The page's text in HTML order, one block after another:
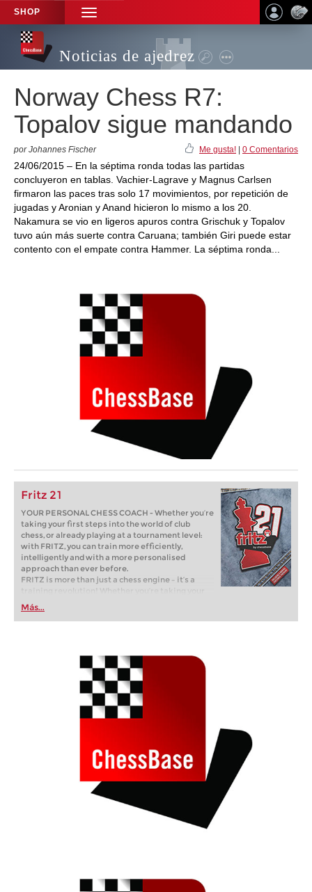
SHOP
TOGGLE
NAVIGATION
Noticias de ajedrez
Norway Chess R7:
Topalov sigue mandando
por Johannes Fischer Me gusta! 0 Comentarios
24/06/2015 – En la séptima ronda todas las partidas
concluyeron en tablas. Vachier-Lagrave y Magnus Carlsen
firmaron las paces tras solo 17 movimientos, por repetición de
jugadas y Aronian y Anand hicieron lo mismo a los 20.
Nakamura se vio en ligeros apuros contra Grischuk y Topalov
tuvo aún más suerte contra Caruana; también Giri puede estar
contento con el empate contra Hammer. La séptima ronda...
Fritz 21
YOUR PERSONAL CHESS COACH - Whether you’re
taking your first steps into the world of club
chess, or already playing at a tournament level:
with FRITZ, you can train more efficiently,
intelligently and with a more personalised
approach than ever before.
FRITZ is more than just a chess engine – it’s a
training revolution! Whether you’re taking your
first steps into the world of club chess, or already
playing at a tournament level: with FRITZ, you can
train more efficiently, intelligently and with a
Más...